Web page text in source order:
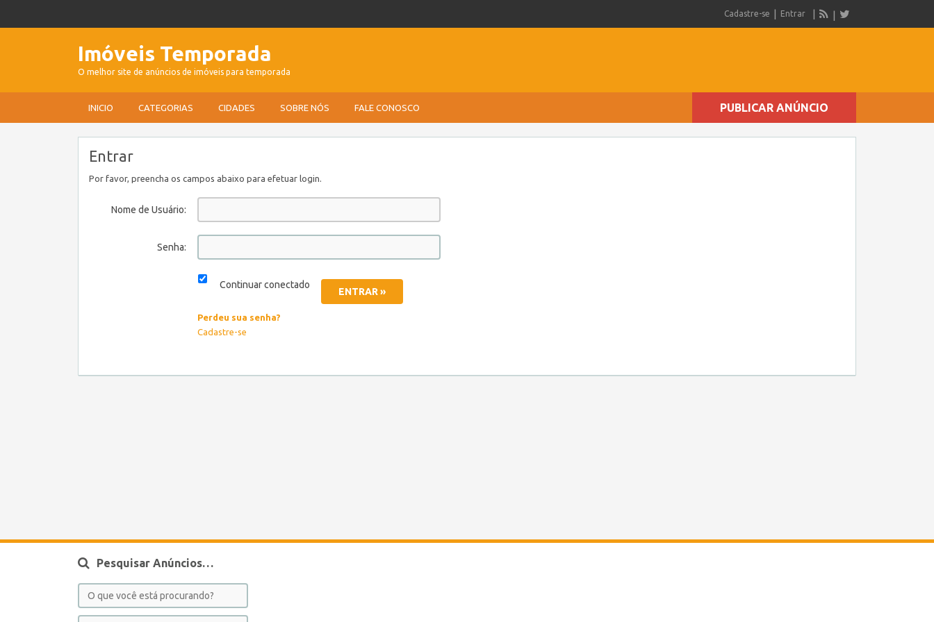
Cadastre-se Entrar
Imóveis Temporada
O melhor site de anúncios de imóveis para temporada
INICIO CATEGORIAS CIDADES SOBRE NÓS FALE CONOSCO PUBLICAR ANÚNCIO
Entrar
Por favor, preencha os campos abaixo para efetuar login.
Nome de Usuário:
Senha:
Continuar conectado
Perdeu sua senha?
Cadastre-se
Pesquisar Anúncios…